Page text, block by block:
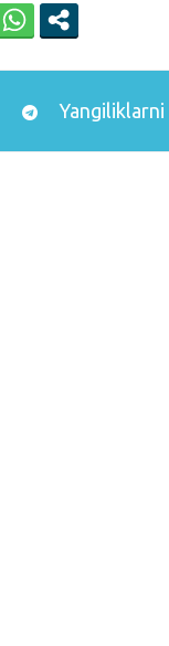
Yangiliklarni